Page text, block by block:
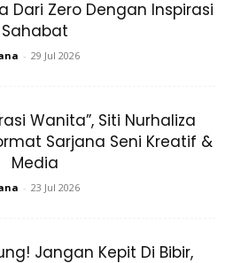
jelasnya yang hampir rasa
rawatan.
Ads
Dari Zero Dengan Inspirasi
Sahabat
- 29 Jul 2026
Wanita”, Siti Nurhaliza
Sarjana Seni Kreatif &
Media
- 23 Jul 2026
Jangan Kepit Di Bibir,